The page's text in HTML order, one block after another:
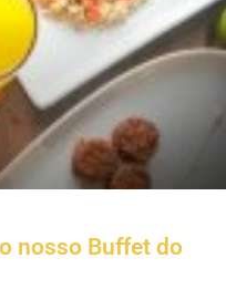
nosso Buffet do